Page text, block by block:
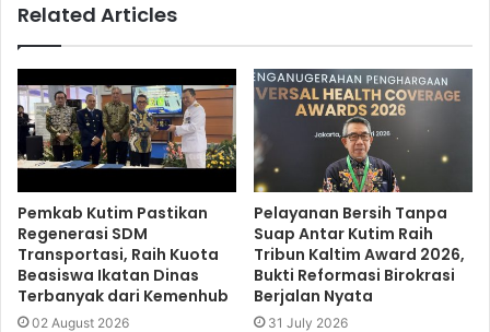
Related Articles
Pemkab Kutim Pastikan
Regenerasi SDM
Transportasi, Raih Kuota
Beasiswa Ikatan Dinas
Terbanyak dari Kemenhub
02 August 2026
Pelayanan Bersih Tanpa
Suap Antar Kutim Raih
Tribun Kaltim Award 2026,
Bukti Reformasi Birokrasi
Berjalan Nyata
31 July 2026